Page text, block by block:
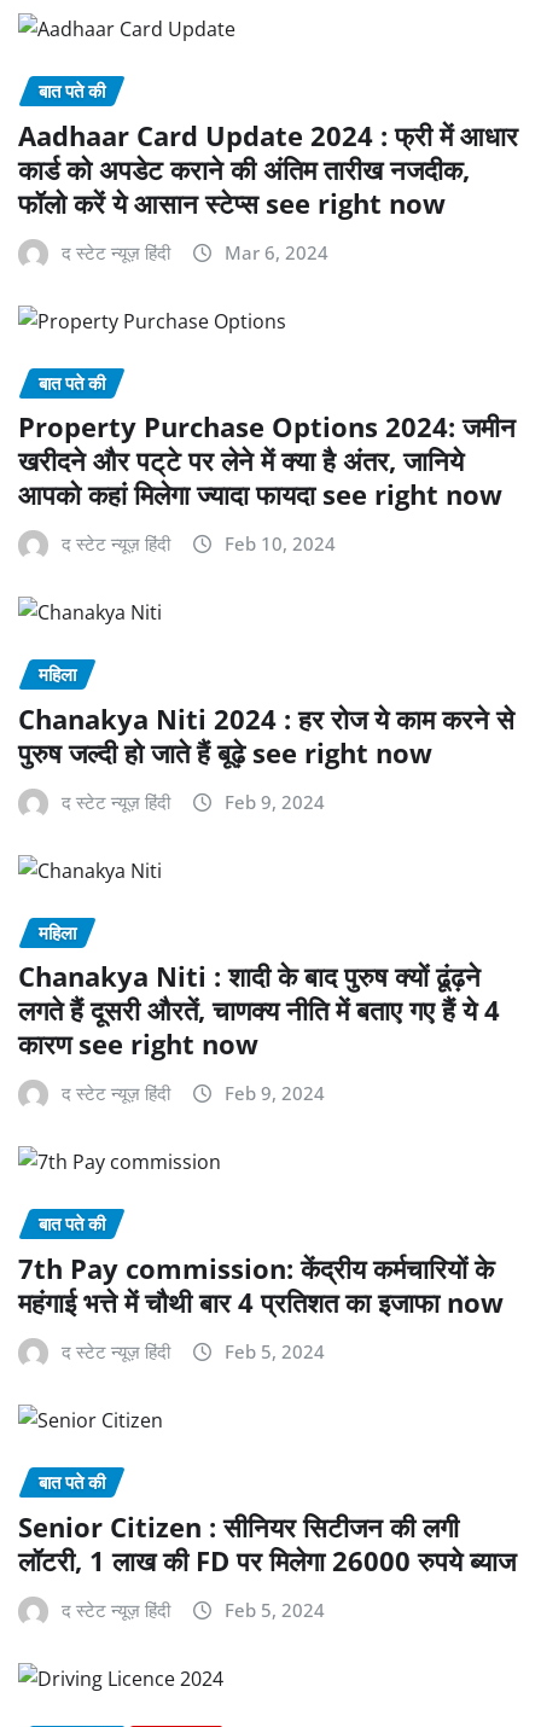
बात पते की
Aadhaar Card Update 2024 : फ्री में आधार
कार्ड को अपडेट कराने की अंतिम तारीख नजदीक,
फॉलो करें ये आसान स्टेप्स see right now
द स्टेट न्यूज़ हिंदी Mar 6, 2024
बात पते की
Property Purchase Options 2024: जमीन
खरीदने और पट्‌टे पर लेने में क्या है अंतर, जानिये
आपको कहां मिलेगा ज्यादा फायदा see right now
द स्टेट न्यूज़ हिंदी Feb 10, 2024
महिला
Chanakya Niti 2024 : हर रोज ये काम करने से
पुरुष जल्दी हो जाते हैं बूढ़े see right now
द स्टेट न्यूज़ हिंदी Feb 9, 2024
महिला
Chanakya Niti : शादी के बाद पुरुष क्यों ढूंढ़ने
लगते हैं दूसरी औरतें, चाणक्य नीति में बताए गए हैं ये 4
कारण see right now
द स्टेट न्यूज़ हिंदी Feb 9, 2024
बात पते की
7th Pay commission: केंद्रीय कर्मचारियों के
महंगाई भत्ते में चौथी बार 4 प्रतिशत का इजाफा now
द स्टेट न्यूज़ हिंदी Feb 5, 2024
बात पते की
Senior Citizen : सीनियर सिटीजन की लगी
लॉटरी, 1 लाख की FD पर मिलेगा 26000 रुपये ब्याज
द स्टेट न्यूज़ हिंदी Feb 5, 2024